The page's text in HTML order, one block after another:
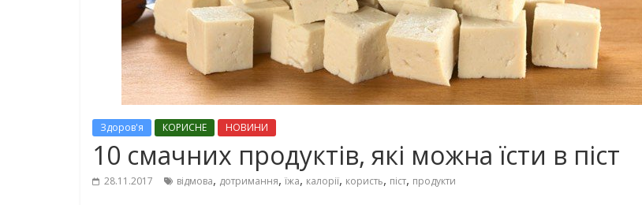
Здоров'я КОРИСНЕ НОВИНИ
10 смачних продуктів, які можна їсти в піст
28.11.2017 відмова, дотримання, їжа, калорії, користь, піст, продукти